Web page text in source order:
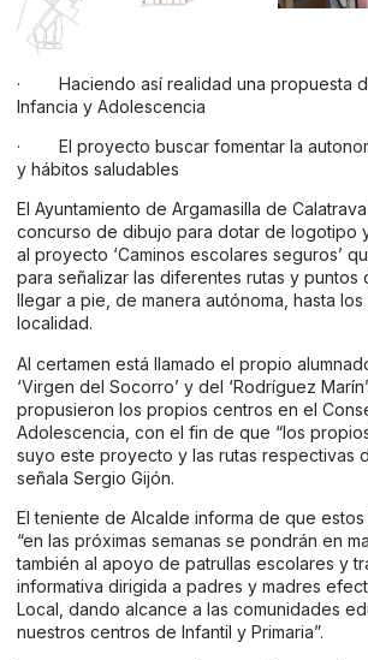
· Haciendo así realidad una propuesta
Infancia y Adolescencia
· El proyecto buscar fomentar la
y hábitos saludables
El Ayuntamiento de Argamasilla de
concurso de dibujo para dotar de logotipo
al proyecto ‘Caminos escolares seguros’
para señalizar las diferentes rutas y puntos
llegar a pie, de manera autónoma, hasta
localidad.
Al certamen está llamado el propio
‘Virgen del Socorro’ y del ‘Rodríguez
propusieron los propios centros en el
Adolescencia, con el fin de que “los
suyo este proyecto y las rutas respectivas
señala Sergio Gijón.
El teniente de Alcalde informa de que
“en las próximas semanas se pondrán en
también al apoyo de patrullas escolares y
informativa dirigida a padres y madres
Local, dando alcance a las comunidades
nuestros centros de Infantil y Primaria”.